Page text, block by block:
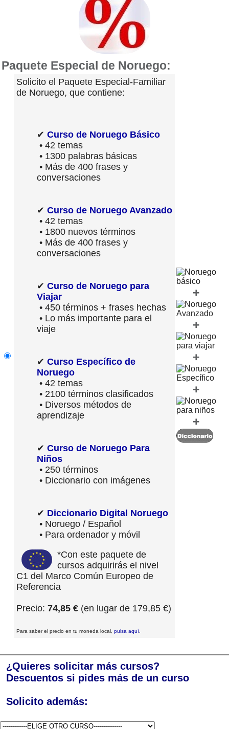
Paquete Especial de Noruego:
Solicito el Paquete Especial-Familiar
de Noruego, que contiene:
✔ Curso de Noruego Básico
• 42 temas
• 1300 palabras básicas
• Más de 400 frases y
conversaciones
✔ Curso de Noruego Avanzado
• 42 temas
• 1800 nuevos términos
• Más de 400 frases y
conversaciones
✔ Curso de Noruego para
Viajar
• 450 términos + frases hechas
• Lo más importante para el
viaje
✔ Curso Específico de
Noruego
• 42 temas
• 2100 términos clasificados
• Diversos métodos de
aprendizaje
✔ Curso de Noruego Para
Niños
• 250 términos
• Diccionario con imágenes
✔ Diccionario Digital Noruego
• Noruego / Español
• Para ordenador y móvil
*Con este paquete de
cursos adquirirás el nivel
C1 del Marco Común Europeo de
Referencia
Precio: 74,85 € (en lugar de 179,85 €)
Para saber el precio en tu moneda local, pulsa aquí
+
+
+
+
+
¿Quieres solicitar más cursos?
Descuentos si pides más de un curso
Solicito además: